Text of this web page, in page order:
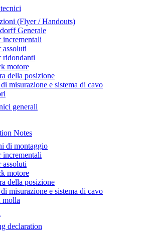
(Flyer / Handouts)
Generale
incrementali
assoluti
ridondanti
motore
della posizione
di misurazione e sistema di cavo
generali
Notes
di montaggio
incrementali
assoluti
motore
della posizione
di misurazione e sistema di cavo
molla
declaration